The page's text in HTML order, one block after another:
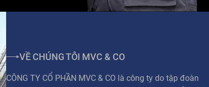
VỀ CHÚNG TÔI MVC & CO
CÔNG TY CỔ PHẦN MVC & CO là công ty do tập đoàn